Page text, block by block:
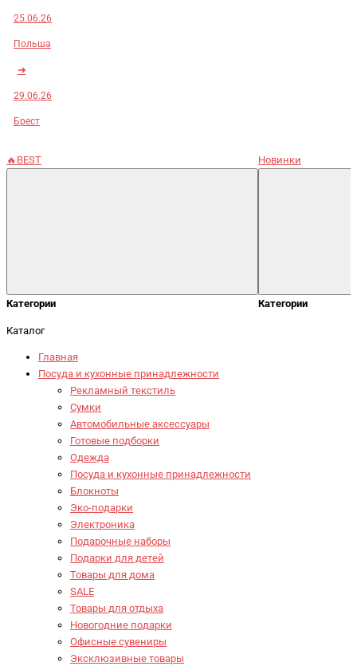
25.06.26
Польша
➜
29.06.26
Брест
🔥BEST
Категории
Новинки
Категории
Каталог
Главная
Посуда и кухонные принадлежности
Рекламный текстиль
Сумки
Автомобильные аксессуары
Готовые подборки
Одежда
Посуда и кухонные принадлежности
Блокноты
Эко-подарки
Электроника
Подарочные наборы
Подарки для детей
Товары для дома
SALE
Товары для отдыха
Новогодние подарки
Офисные сувениры
Эксклюзивные товары